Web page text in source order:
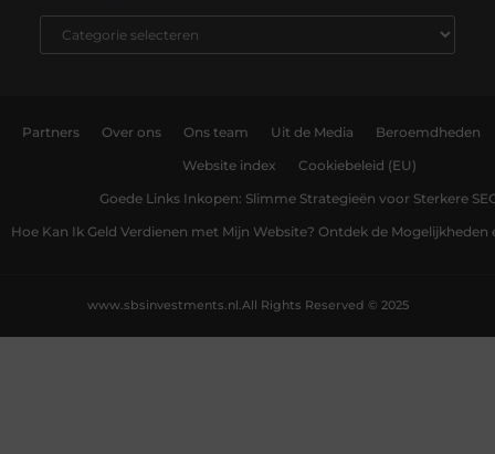
Partners Over ons Ons team Uit de Media Beroemdheden
Website index Cookiebeleid (EU)
Goede Links Inkopen: Slimme Strategieën voor Sterkere
Hoe Kan Ik Geld Verdienen met Mijn Website? Ontdek de Mogelijkheden
All Rights Reserved © 2025
www.sbsinvestments.nl.